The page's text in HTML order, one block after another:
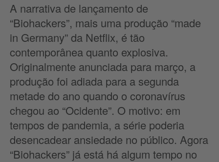
A narrativa de lançamento de
“Biohackers”, mais uma produção “made
in Germany” da Netflix, é tão
contemporânea quanto explosiva.
Originalmente anunciada para março, a
produção foi adiada para a segunda
metade do ano quando o coronavírus
chegou ao “Ocidente”. O motivo: em
tempos de pandemia, a série poderia
desencadear ansiedade no público. Agora
“Biohackers” já está há algum tempo no